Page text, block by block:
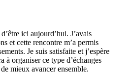
ici aujourd’hui. J’avais
et cette rencontre m’a permis
Je suis satisfaite et j’espère
à organiser ce type d’échanges
mieux avancer ensemble.